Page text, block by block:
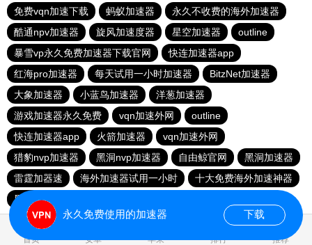
免费vqn加速下载
蚂蚁加速器
永久不收费的海外加速器
酷通npv加速器
旋风加速度器 星空加速器
outline
暴雪vp永久免费加速器下载官网
快连加速器app
红海pro加速器
每天试用一小时加速器
BitzNet加速器
大象加速器
小蓝鸟加速器
洋葱加速器
游戏加速器永久免费
vqn加速外网
outline
快连加速器app
火箭加速器
vqn加速外网
猎豹nvp加速器
黑洞nvp加速器 自由鲸官网
黑洞加速器
雷霆加器速
海外加速器试用一小时
十大免费海外加速神器
黑洞加速器下载永久免费版
首页 安卓 苹果 排行 推荐
永久免费使用的加速器 下载
0.038697s